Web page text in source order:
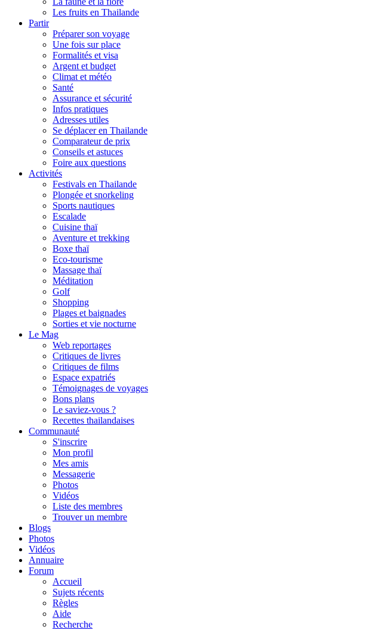
Les fruits en Thailande
Partir
Préparer son voyage
Une fois sur place
Formalités et visa
Argent et budget
Climat et météo
Santé
Assurance et sécurité
Infos pratiques
Adresses utiles
Se déplacer en Thailande
Comparateur de prix
Conseils et astuces
Foire aux questions
Activités
Festivals en Thailande
Plongée et snorkeling
Sports nautiques
Escalade
Cuisine thaï
Aventure et trekking
Boxe thaï
Eco-tourisme
Massage thaï
Méditation
Golf
Shopping
Plages et baignades
Sorties et vie nocturne
Le Mag
Web reportages
Critiques de livres
Critiques de films
Espace expatriés
Témoignages de voyages
Bons plans
Le saviez-vous ?
Recettes thailandaises
Communauté
S'inscrire
Mon profil
Mes amis
Messagerie
Photos
Vidéos
Liste des membres
Trouver un membre
Blogs
Photos
Vidéos
Annuaire
Forum
Accueil
Sujets récents
Règles
Aide
Recherche